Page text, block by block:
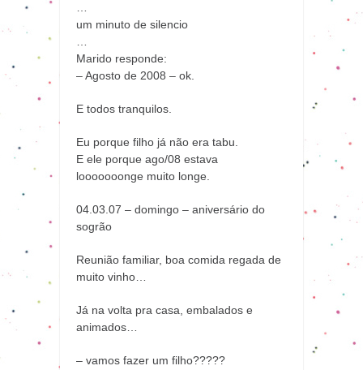
…
um minuto de silencio
…
Marido responde:
– Agosto de 2008 – ok.
E todos tranquilos.
Eu porque filho já não era tabu.
E ele porque ago/08 estava
looooooonge muito longe.
04.03.07 – domingo – aniversário do
sogrão
Reunião familiar, boa comida regada de
muito vinho…
Já na volta pra casa, embalados e
animados…
– vamos fazer um filho?????